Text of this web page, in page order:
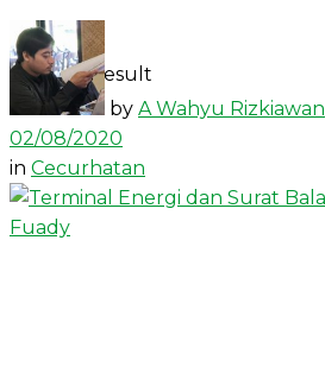
View All Result
by A Wahyu Rizkiawan
02/08/2020
in Cecurhatan